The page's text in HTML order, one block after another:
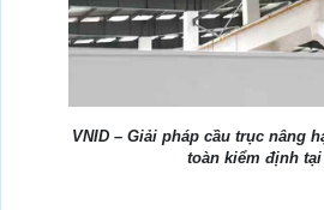
VNID – Giải pháp cầu trục nâng
toàn kiểm định tại